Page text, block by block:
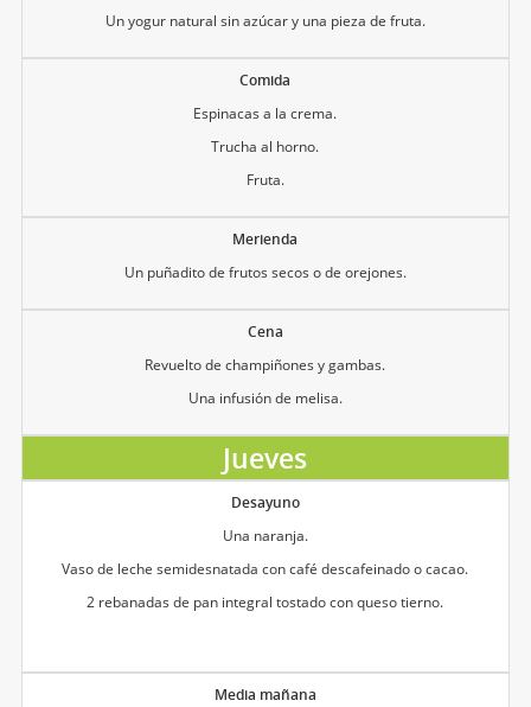
Un yogur natural sin azúcar y una pieza de fruta.
Comida
Espinacas a la crema.
Trucha al horno.
Fruta.
Merienda
Un puñadito de frutos secos o de orejones.
Cena
Revuelto de champiñones y gambas.
Una infusión de melisa.
Jueves
Desayuno
Una naranja.
Vaso de leche semidesnatada con café descafeinado o cacao.
2 rebanadas de pan integral tostado con queso tierno.
Media mañana